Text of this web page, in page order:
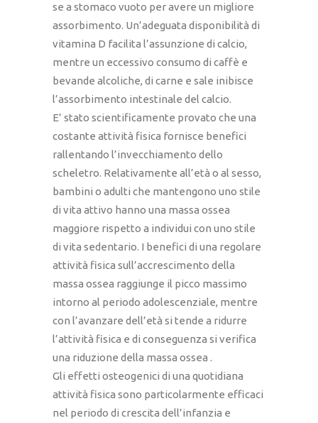
se a stomaco vuoto per avere un migliore
assorbimento. Un’adeguata disponibilità di
vitamina D facilita l’assunzione di calcio,
mentre un eccessivo consumo di caffè e
bevande alcoliche, di carne e sale inibisce
l’assorbimento intestinale del calcio.
E’ stato scientificamente provato che una
costante attività fisica fornisce benefici
rallentando l’invecchiamento dello
scheletro. Relativamente all’età o al sesso,
bambini o adulti che mantengono uno stile
di vita attivo hanno una massa ossea
maggiore rispetto a individui con uno stile
di vita sedentario. I benefici di una regolare
attività fisica sull’accrescimento della
massa ossea raggiunge il picco massimo
intorno al periodo adolescenziale, mentre
con l’avanzare dell’età si tende a ridurre
l’attività fisica e di conseguenza si verifica
una riduzione della massa ossea .
Gli effetti osteogenici di una quotidiana
attività fisica sono particolarmente efficaci
nel periodo di crescita dell’infanzia e